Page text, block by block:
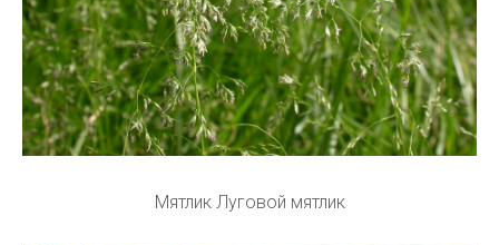
Мятлик Луговой мятлик